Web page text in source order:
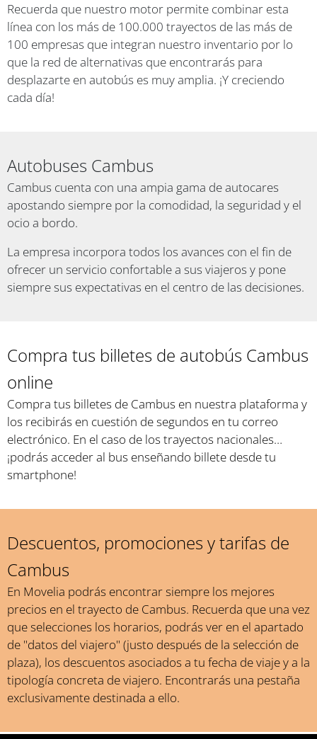
Recuerda que nuestro motor permite combinar esta
línea con los más de 100.000 trayectos de las más de
100 empresas que integran nuestro inventario por lo
que la red de alternativas que encontrarás para
desplazarte en autobús es muy amplia. ¡Y creciendo
cada día!
Autobuses Cambus
Cambus cuenta con una ampia gama de autocares
apostando siempre por la comodidad, la seguridad y el
ocio a bordo.
La empresa incorpora todos los avances con el fin de
ofrecer un servicio confortable a sus viajeros y pone
siempre sus expectativas en el centro de las decisiones.
Compra tus billetes de autobús Cambus
online
Compra tus billetes de Cambus en nuestra plataforma y
los recibirás en cuestión de segundos en tu correo
electrónico. En el caso de los trayectos nacionales…
¡podrás acceder al bus enseñando billete desde tu
smartphone!
Descuentos, promociones y tarifas de
Cambus
En Movelia podrás encontrar siempre los mejores
precios en el trayecto de Cambus. Recuerda que una vez
que selecciones los horarios, podrás ver en el apartado
de "datos del viajero" (justo después de la selección de
plaza), los descuentos asociados a tu fecha de viaje y a la
tipología concreta de viajero. Encontrarás una pestaña
exclusivamente destinada a ello.